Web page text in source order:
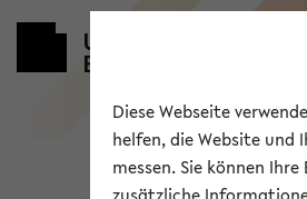
Diese Webseite
helfen, die Website und
messen. Sie können